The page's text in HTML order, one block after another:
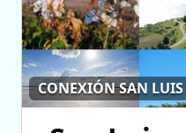
CONEXIÓN SAN LUIS